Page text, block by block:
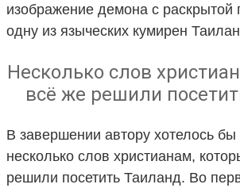
изображение демона с
одну из языческих кумирен
Несколько слов
всё же решили
В завершении автору хотелось бы
несколько слов христианам,
решили посетить Таиланд. Во